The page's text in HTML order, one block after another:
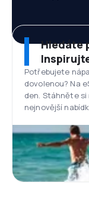
Hledáte
Potřebujete
dovolenou? Na
den. Stáhněte si
nejnovější